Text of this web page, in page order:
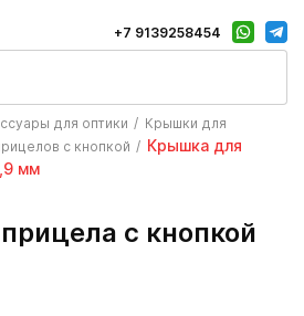
+7 9139258454
для оптики
Крышки для
с кнопкой
Крышка для
мм
с кнопкой